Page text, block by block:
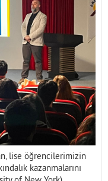
lise öğrencilerimizin
kazanmalarını